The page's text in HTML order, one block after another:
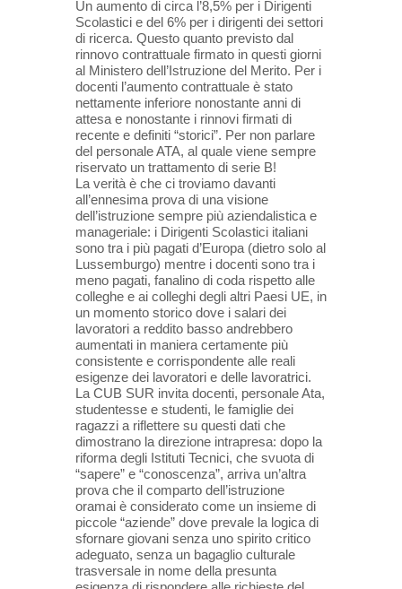
Un aumento di circa l’8,5% per i Dirigenti
Scolastici e del 6% per i dirigenti dei settori
di ricerca. Questo quanto previsto dal
rinnovo contrattuale firmato in questi giorni
al Ministero dell’Istruzione del Merito. Per i
docenti l’aumento contrattuale è stato
nettamente inferiore nonostante anni di
attesa e nonostante i rinnovi firmati di
recente e definiti “storici”. Per non parlare
del personale ATA, al quale viene sempre
riservato un trattamento di serie B!
La verità è che ci troviamo davanti
all’ennesima prova di una visione
dell’istruzione sempre più aziendalistica e
manageriale: i Dirigenti Scolastici italiani
sono tra i più pagati d’Europa (dietro solo al
Lussemburgo) mentre i docenti sono tra i
meno pagati, fanalino di coda rispetto alle
colleghe e ai colleghi degli altri Paesi UE, in
un momento storico dove i salari dei
lavoratori a reddito basso andrebbero
aumentati in maniera certamente più
consistente e corrispondente alle reali
esigenze dei lavoratori e delle lavoratrici.
La CUB SUR invita docenti, personale Ata,
studentesse e studenti, le famiglie dei
ragazzi a riflettere su questi dati che
dimostrano la direzione intrapresa: dopo la
riforma degli Istituti Tecnici, che svuota di
“sapere” e “conoscenza”, arriva un’altra
prova che il comparto dell’istruzione
oramai è considerato come un insieme di
piccole “aziende” dove prevale la logica di
sfornare giovani senza uno spirito critico
adeguato, senza un bagaglio culturale
trasversale in nome della presunta